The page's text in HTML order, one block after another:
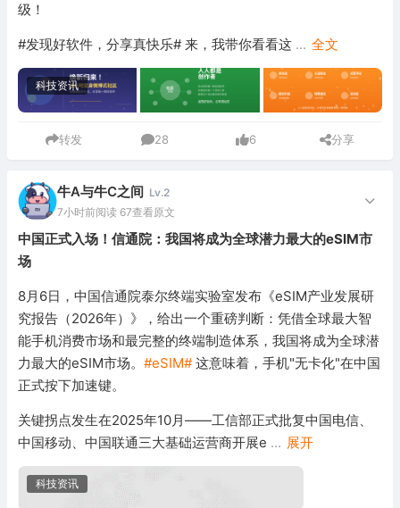
级！
#发现好软件，分享真快乐# 来，我带你看看这 ... 全文
科技资讯
转发 28 6 分享
牛A与牛C之间 Lv.2
7小时前阅读 67查看原文
中国正式入场！信通院：我国将成为全球潜力最大的eSIM市
场
8月6日，中国信通院泰尔终端实验室发布《eSIM产业发展研
究报告（2026年）》，给出一个重磅判断：凭借全球最大智
能手机消费市场和最完整的终端制造体系，我国将成为全球潜
力最大的eSIM市场。 #eSIM#这意味着，手机"无卡化"在中国
正式按下加速键。
关键拐点发生在2025年10月——工信部正式批复中国电信、
中国移动、中国联通三大基础运营商开展e ... 展开
科技资讯